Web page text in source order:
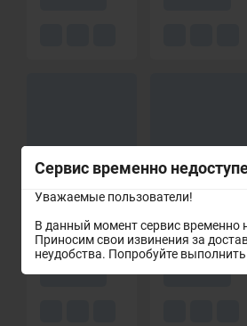
Сервис временно
Уважаемые пользователи!
В данный момент сервис временно
Приносим свои извинения за
неудобства. Попробуйте